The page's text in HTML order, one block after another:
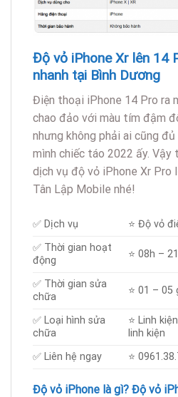
Độ vỏ iPhone Xr lên 14
nhanh tại Bình Dương
Điện thoại iPhone 14 Pro ra
chao đảo với màu tím đậm
nhưng không phải ai cũng
mình chiếc táo 2022 ấy.
dịch vụ độ vỏ iPhone Xr Pro
Tân Lập Mobile nhé!
✅ Dịch vụ
⭐️ Độ vỏ
✅ Thời gian hoạt
động
⭐️ 08h –
✅ Thời gian sửa
chữa
⭐️ 01 – 05
✅ Loại hình sửa
chữa
⭐️ Linh
linh kiện
✅ Liên hệ ngay
⭐️
Độ vỏ iPhone là gì? Độ vỏ